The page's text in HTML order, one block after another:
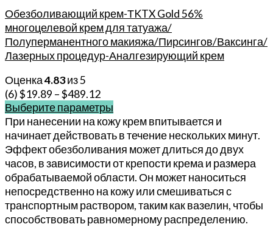
Обезболивающий крем-ТKTX Gold 56%
многоцелевой крем для татуажа/
Полуперманентного макияжа/Пирсингов/Ваксинга/
Лазерных процедур-Аналгезирующий крем
Оценка4.83из 5
(6)$19.89 –$489.12
Выберите параметры
Этот
товар
имеет
несколько
вариаций.
Опции
можно
выбрать
При нанесении на кожу крем впитывается и
начинает действовать в течение нескольких минут.
Эффект обезболивания может длиться до двух
часов, в зависимости от крепости крема и размера
обрабатываемой области. Он может наноситься
непосредственно на кожу или смешиваться с
транспортным раствором, таким как вазелин, чтобы
способствовать равномерному распределению.